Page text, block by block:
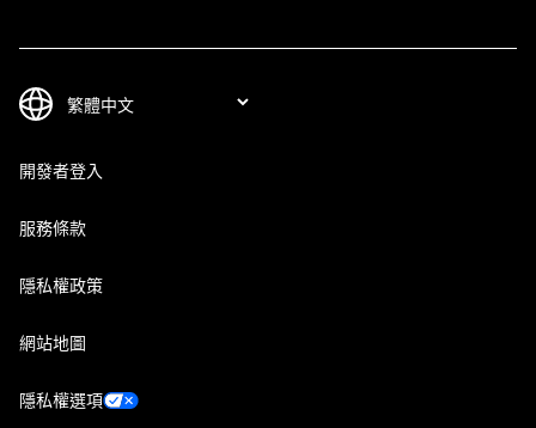
開發者登入
服務條款
隱私權政策
網站地圖
隱私權選項